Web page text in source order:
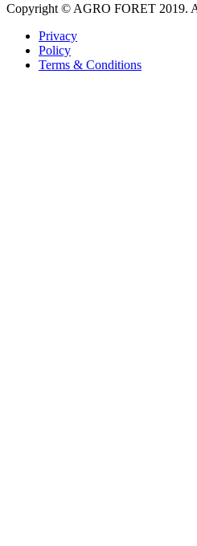
Copyright © AGRO FORET 2019.
Privacy
Policy
Terms & Conditions